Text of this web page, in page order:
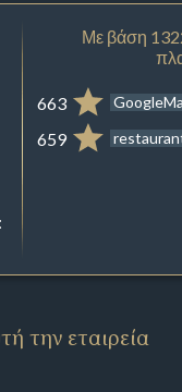
Με βάση
663
659
την εταιρεία